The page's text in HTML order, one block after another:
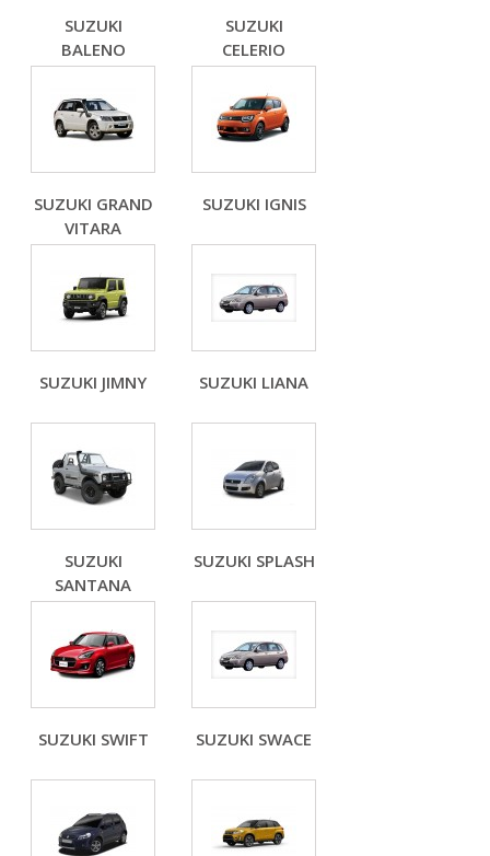
SUZUKI
BALENO
SUZUKI
CELERIO
SUZUKI GRAND
VITARA
SUZUKI IGNIS
SUZUKI JIMNY SUZUKI LIANA
SUZUKI
SANTANA
SUZUKI SPLASH
SUZUKI SWIFT SUZUKI SWACE